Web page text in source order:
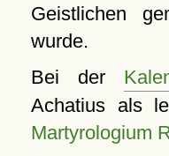
Geistlichen
wurde.
Bei der
Achatius als
Martyrologium